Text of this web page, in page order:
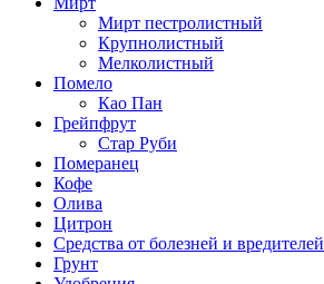
Мирт пестролистный
Крупнолистный
Мелколистный
Помело
Као Пан
Грейпфрут
Стар Руби
Померанец
Кофе
Олива
Цитрон
Средства от болезней и вредителей
Грунт